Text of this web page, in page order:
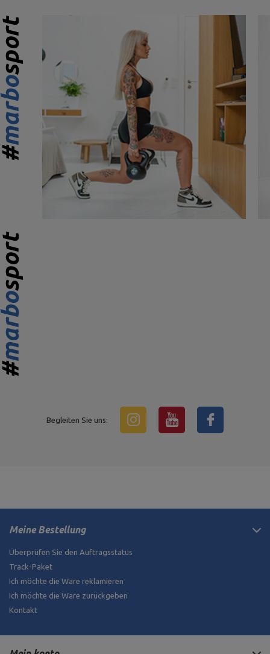
Begleiten Sie uns:
Meine Bestellung
Überprüfen Sie den Auftragsstatus
Track-Paket
Ich möchte die Ware reklamieren
Ich möchte die Ware zurückgeben
Kontakt